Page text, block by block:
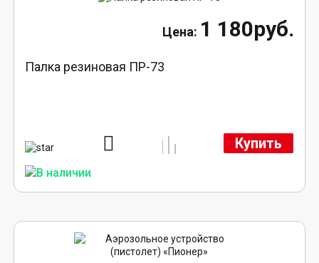
1 180руб.
Палка резиновая ПР-73
Купить